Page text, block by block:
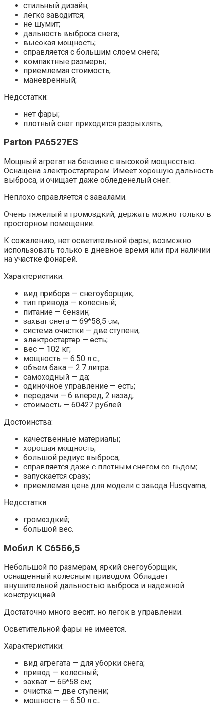
стильный дизайн;
легко заводится;
не шумит;
дальность выброса снега;
высокая мощность;
справляется с большим слоем снега;
компактные размеры;
приемлемая стоимость;
маневренный;
Недостатки:
нет фары;
плотный снег приходится разрыхлять;
Parton PA6527ES
Мощный агрегат на бензине с высокой мощностью.
Оснащена электростартером. Имеет хорошую дальность
выброса, и очищает даже обледенелый снег.
Неплохо справляется с завалами.
Очень тяжелый и громоздкий, держать можно только в
просторном помещении.
К сожалению, нет осветительной фары, возможно
использовать только в дневное время или при наличии
на участке фонарей.
Характеристики:
вид прибора — снегоуборщик;
тип привода — колесный;
питание — бензин;
захват снега — 69*58,5 см;
система очистки — две ступени;
электростартер — есть;
вес — 102 кг;
мощность — 6.50 л.с.;
объем бака — 2.7 литра;
самоходный — да;
одиночное управление — есть;
передачи — 6 вперед, 2 назад;
стоимость — 60427 рублей.
Достоинства:
качественные материалы;
хорошая мощность;
большой радиус выброса;
справляется даже с плотным снегом со льдом;
запускается сразу;
приемлемая цена для модели с завода Husqvarna;
Недостатки:
громоздкий;
большой вес.
Мобил К С65Б6,5
Небольшой по размерам, яркий снегоуборщик,
оснащенный колесным приводом. Обладает
внушительной дальностью выброса и надежной
конструкцией.
Достаточно много весит. но легок в управлении.
Осветительной фары не имеется.
Характеристики:
вид агрегата — для уборки снега;
привод — колесный;
захват — 65*58 см;
очистка — две ступени;
мощность — 6.50 л.с.;